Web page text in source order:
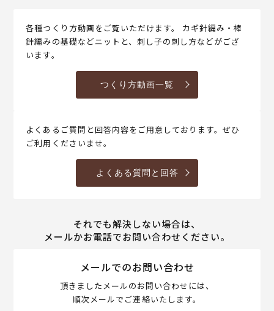
各種つくり方動画をご覧いただけます。 カギ針編み・棒
針編みの基礎などニットと、刺し子の刺し方などがござ
います。
つくり方動画一覧
よくあるご質問と回答内容をご用意しております。ぜひ
ご利用くださいませ。
よくある質問と回答
それでも解決しない場合は、
メールかお電話でお問い合わせください。
メールでのお問い合わせ
頂きましたメールのお問い合わせには、
順次メールでご連絡いたします。